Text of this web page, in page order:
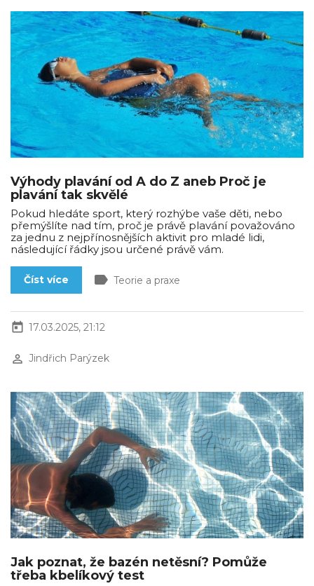
Výhody plavání od A do Z aneb Proč je
plavání tak skvělé
Pokud hledáte sport, který rozhýbe vaše děti, nebo
přemýšlíte nad tím, proč je právě plavání považováno
za jednu z nejpřínosnějších aktivit pro mladé lidi,
následující řádky jsou určené právě vám.
Číst více label Teorie a praxe
today 17.03.2025, 21:12
perm_identity Jindřich Parýzek
Jak poznat, že bazén netěsní? Pomůže
třeba kbelíkový test